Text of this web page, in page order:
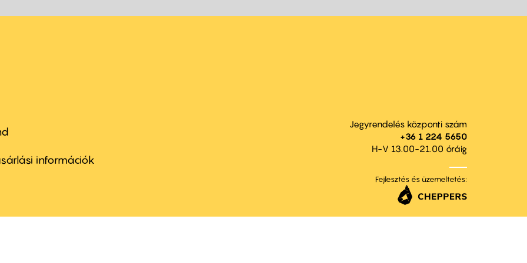
információk
Jegyrendelés központi szám
+36 1 224 5650
H-V 13.00-21.00 óráig
Fejlesztés és üzemeltetés: